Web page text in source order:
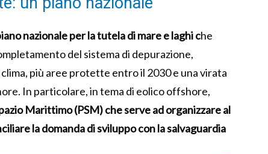
nazionale per la tutela di mare e laghi che
del sistema di depurazione,
più aree protette entro il 2030 e una virata
In particolare, in tema di eolico offshore,
Marittimo (PSM) che serve ad organizzare al
la domanda di sviluppo con la salvaguardia